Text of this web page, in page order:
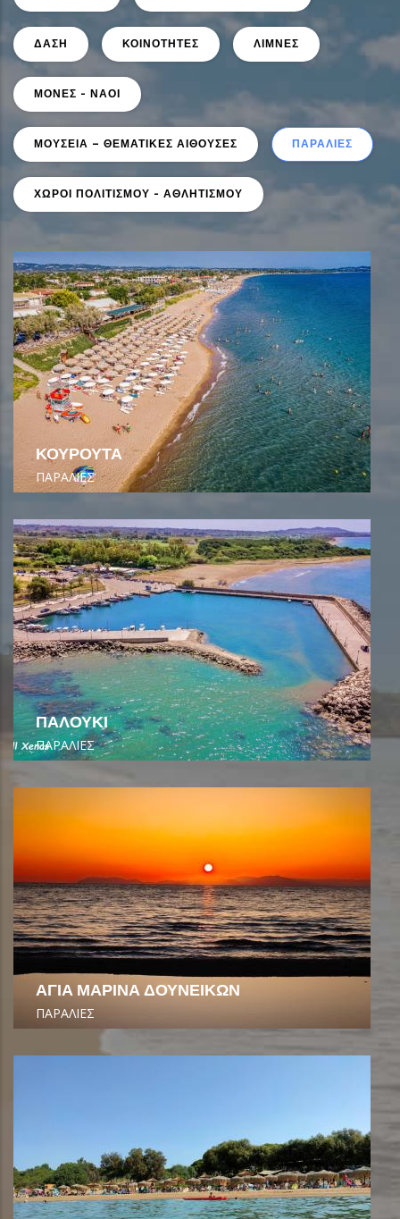
ΔΑΣΗ ΚΟΙΝΟΤΗΤΕΣ ΛΙΜΝΕΣ
ΜΟΝΕΣ - ΝΑΟΙ
ΜΟΥΣΕΙΑ – ΘΕΜΑΤΙΚΕΣ ΑΙΘΟΥΣΕΣ ΠΑΡΑΛΙΕΣ
ΧΩΡΟΙ ΠΟΛΙΤΙΣΜΟΥ - ΑΘΛΗΤΙΣΜΟΥ
ΚΟΥΡΟΥΤΑ
ΠΑΡΑΛΙΕΣ
ΠΑΛΟΥΚΙ
ΠΑΡΑΛΙΕΣ
ΑΓΙΑ ΜΑΡΙΝΑ ΔΟΥΝΕΙΚΩΝ
ΠΑΡΑΛΙΕΣ